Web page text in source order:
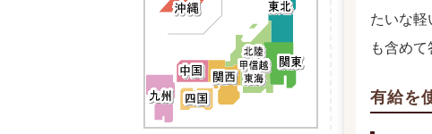
たいな軽
も含めて
有給を